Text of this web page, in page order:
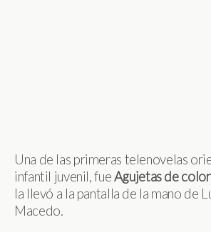
Una de las primeras telenovelas
infantil juvenil, fueAgujetas de
la llevó a la pantalla de la mano de
Macedo.